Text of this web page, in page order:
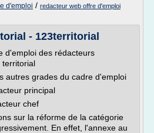
d'emploi / redacteur web offre d'emploi
- 123territorial
d'emploi des rédacteurs
territorial
autres grades du cadre d'emploi
principal
chef
sur la réforme de la catégorie
En effet, l'annexe au